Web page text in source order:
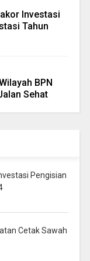
Investasi
Tahun
BPN
Sehat
Pengisian
Cetak Sawah